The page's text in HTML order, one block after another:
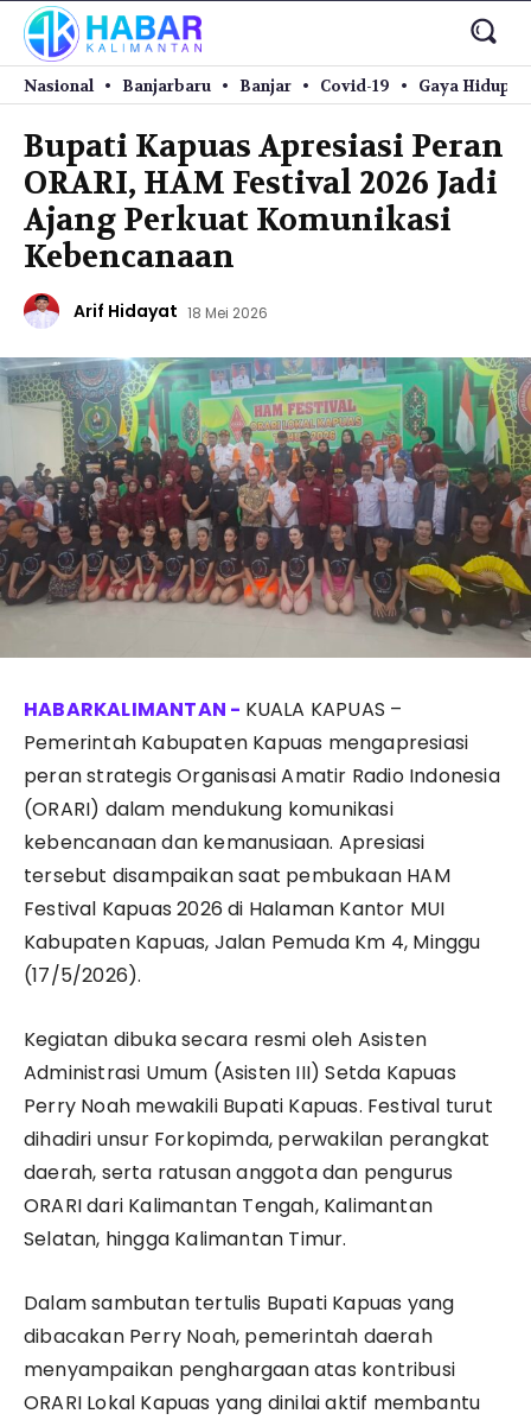
Nasional Banjarbaru Banjar Covid-19 Gaya Hidup
Bupati Kapuas Apresiasi Peran
ORARI, HAM Festival 2026 Jadi
Ajang Perkuat Komunikasi
Kebencanaan
Arif Hidayat 18 Mei 2026
KUALA KAPUAS –
Pemerintah Kabupaten Kapuas mengapresiasi
peran strategis Organisasi Amatir Radio Indonesia
(ORARI) dalam mendukung komunikasi
kebencanaan dan kemanusiaan. Apresiasi
tersebut disampaikan saat pembukaan HAM
Festival Kapuas 2026 di Halaman Kantor MUI
Kabupaten Kapuas, Jalan Pemuda Km 4, Minggu
(17/5/2026).
Kegiatan dibuka secara resmi oleh Asisten
Administrasi Umum (Asisten III) Setda Kapuas
Perry Noah mewakili Bupati Kapuas. Festival turut
dihadiri unsur Forkopimda, perwakilan perangkat
daerah, serta ratusan anggota dan pengurus
ORARI dari Kalimantan Tengah, Kalimantan
Selatan, hingga Kalimantan Timur.
Dalam sambutan tertulis Bupati Kapuas yang
dibacakan Perry Noah, pemerintah daerah
menyampaikan penghargaan atas kontribusi
ORARI Lokal Kapuas yang dinilai aktif membantu